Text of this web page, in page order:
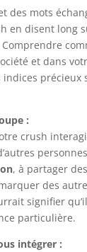
des mots
en disent long
et dans
précieux
:
crush
, à partager
des
signifier
particulière.
intégrer :